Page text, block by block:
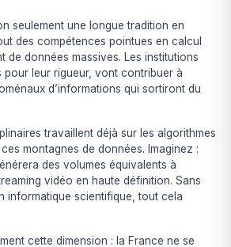
seulement une longue tradition en
des compétences pointues en calcul
de données massives. Les institutions
leur rigueur, vont contribuer à
d’informations qui sortiront du
travaillent déjà sur les algorithmes
montagnes de données. Imaginez :
des volumes équivalents à
vidéo en haute définition. Sans
informatique scientifique, tout cela
cette dimension : la France ne se